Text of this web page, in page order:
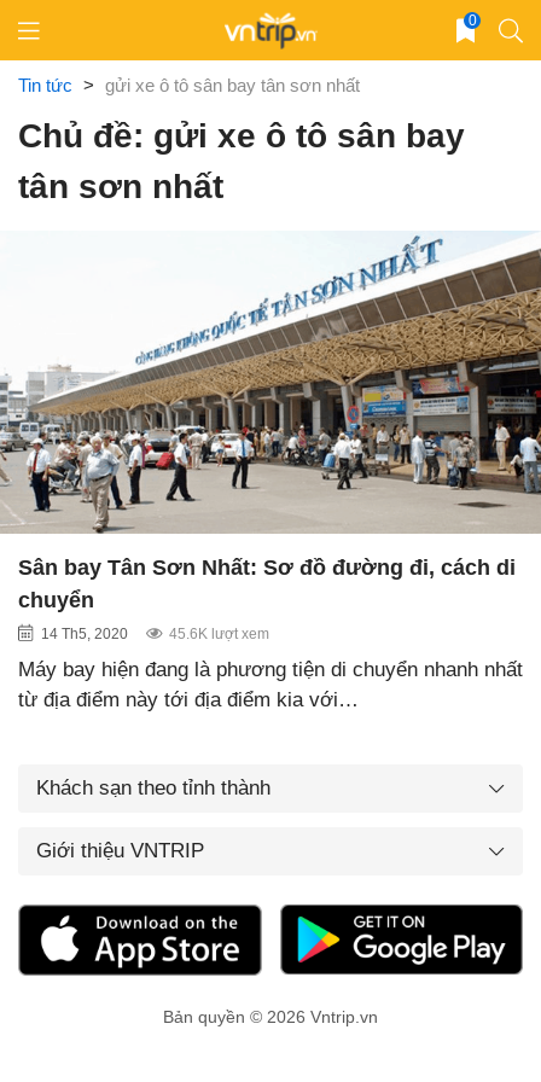
content
0
Tin tức > gửi xe ô tô sân bay tân sơn nhất
Chủ đề: gửi xe ô tô sân bay
tân sơn nhất
Sân bay Tân Sơn Nhất: Sơ đồ đường đi, cách di
chuyển
14 Th5, 2020 45.6K lượt xem
Máy bay hiện đang là phương tiện di chuyển nhanh nhất
từ địa điểm này tới địa điểm kia với…
Khách sạn theo tỉnh thành
Giới thiệu VNTRIP
Bản quyền © 2026 Vntrip.vn